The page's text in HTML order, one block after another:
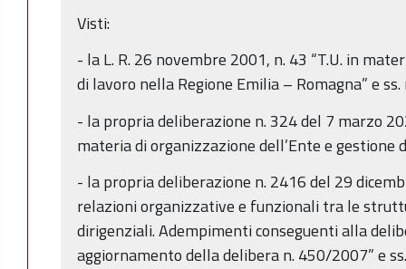
Visti:
- la L. R. 26 novembre 2001, n. 43 “T.U. in
di lavoro nella Regione Emilia – Romagna” e ss.
- la propria deliberazione n. 324 del 7 marzo
materia di organizzazione dell’Ente e gestione
- la propria deliberazione n. 2416 del 29
relazioni organizzative e funzionali tra le
dirigenziali. Adempimenti conseguenti alla
aggiornamento della delibera n. 450/2007” e